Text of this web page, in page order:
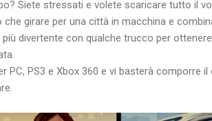
Siete stressati e volete scaricare tutto il
girare per una città in macchina e
divertente con qualche trucco per
PC, PS3 e Xbox 360 e vi basterà comporre